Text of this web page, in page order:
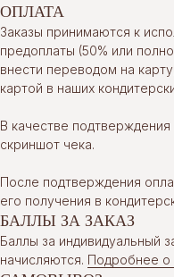
ОПЛАТА
Заказы принимаются к
предоплаты (50% или
внести переводом на
картой в наших
В качестве
скриншот чека.
После подтверждения
его получения в
БАЛЛЫ ЗА ЗАКАЗ
Баллы за индивидуальный
начисляются. Подробнее о